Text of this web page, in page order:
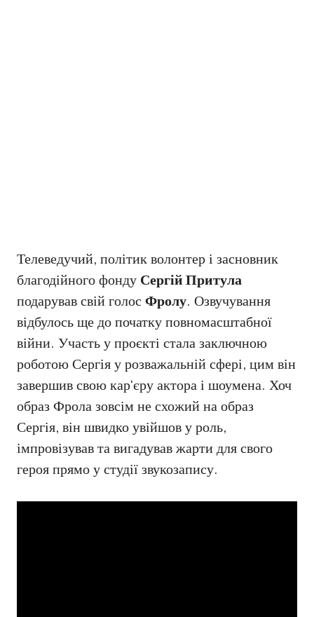
Телеведучий, політик волонтер і засновник
благодійного фонду Сергій Притула
подарував свій голос Фролу. Озвучування
відбулось ще до початку повномасштабної
війни. Участь у проєкті стала заключною
роботою Сергія у розважальній сфері, цим він
завершив свою кар‘єру актора і шоумена. Хоч
образ Фрола зовсім не схожий на образ
Сергія, він швидко увійшов у роль,
імпровізував та вигадував жарти для свого
героя прямо у студії звукозапису.